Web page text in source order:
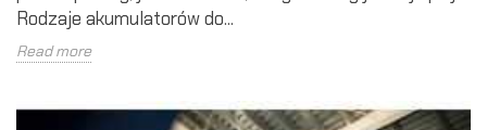
Rodzaje akumulatorów do...
Read more